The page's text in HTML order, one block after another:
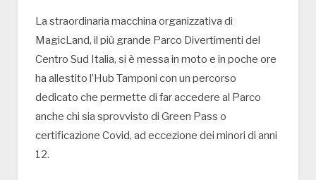
La straordinaria macchina organizzativa di
MagicLand, il più grande Parco Divertimenti del
Centro Sud Italia, si è messa in moto e in poche ore
ha allestito l’Hub Tamponi con un percorso
dedicato che permette di far accedere al Parco
anche chi sia sprovvisto di Green Pass o
certificazione Covid, ad eccezione dei minori di anni
12.